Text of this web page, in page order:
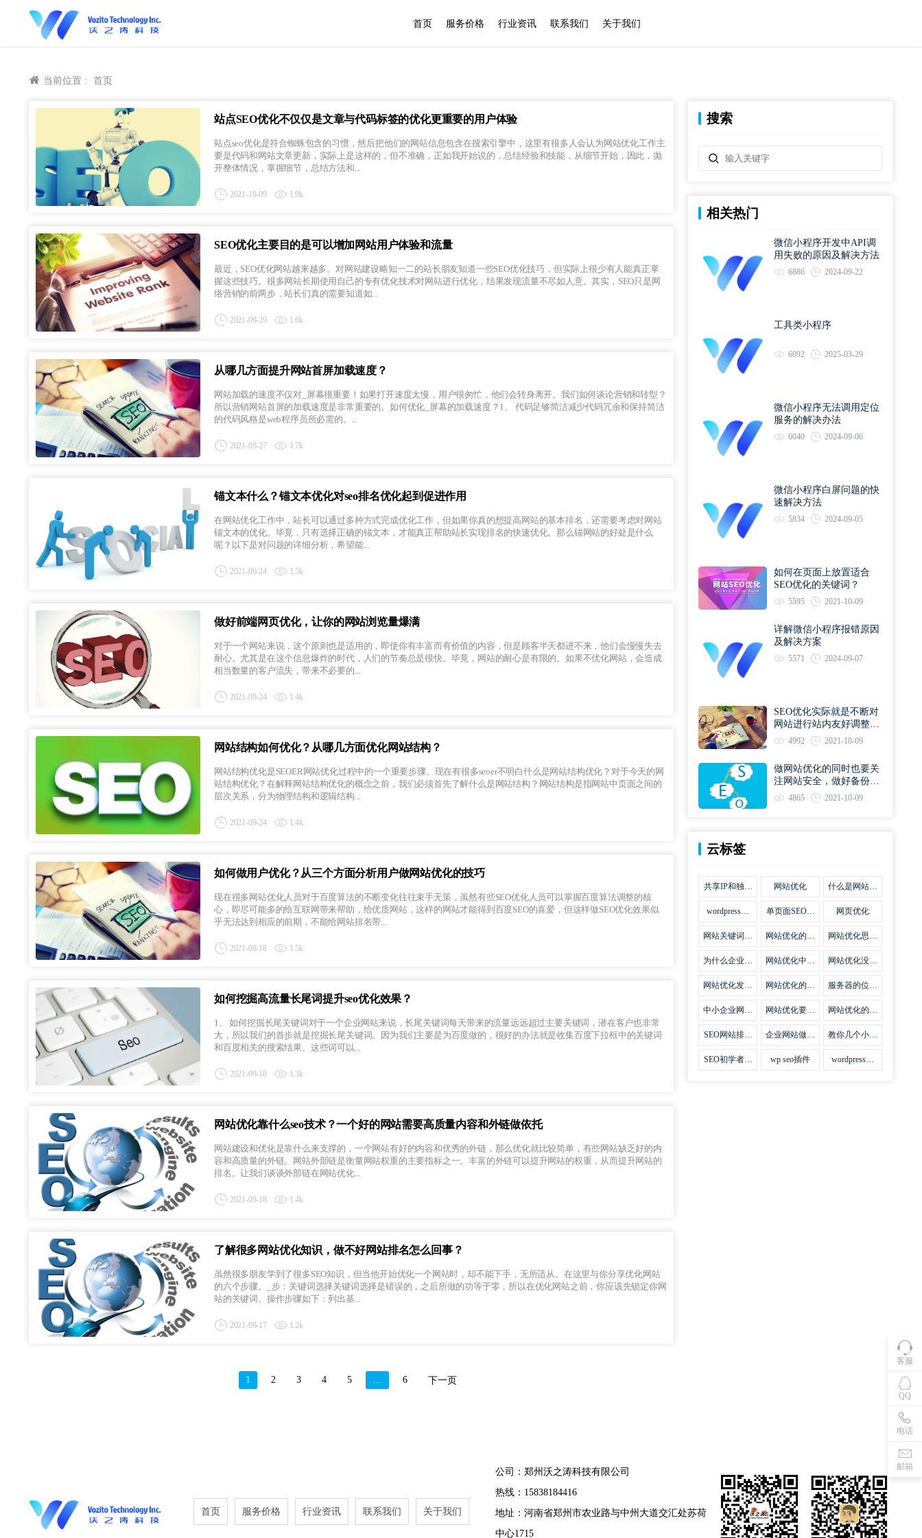
首页 服务价格 行业资讯 联系我们 关于我们
当前位置 : 首页
搜索
相关热门
微信小程序开发中API调
用失败的原因及解决方法
6886 2024-09-22
工具类小程序
6092 2025-03-29
微信小程序无法调用定位
服务的解决办法
6040 2024-09-06
微信小程序白屏问题的快
速解决方法
5834 2024-09-05
如何在页面上放置适合
SEO优化的关键词？
5595 2021-10-09
详解微信小程序报错原因
及解决方案
5571 2024-09-07
SEO优化实际就是不断对
网站进行站内友好调整直
到符合优化规则
4992 2021-10-09
做网站优化的同时也要关
注网站安全，做好备份工
作 4865 2021-10-09
云标签
共享IP和独立
网站优化
什么是网站优
wordpress网
集插件
单页面SEO网
网页优化
网站关键词优
么
网站优化的误
网站优化思路
要
为什么企业网
网站SEO优
网站优化中关
干问题
网站优化没有
味道
网站优化发挥
网站优化的费
服务器的位置
影响
中小企业网站
法
网站优化要不
网站优化的逆
SEO网站排名
法宝
企业网站做好
势
教你几个小技
页优化
SEO初学者，
wp seo插件
wordpress插
站点SEO优化不仅仅是文章与代码标签的优化更重要的用户体验
站点seo优化是符合蜘蛛包含的习惯，然后把他们的网站信息包含在搜索引擎中，这里有很多人会认为网站优化工作主
要是代码和网站文章更新，实际上是这样的，但不准确，正如我开始说的，总结经验和技能，从细节开始，因此，抛
开整体情况，掌握细节，总结方法和...
2021-10-09 1.9k
SEO优化主要目的是可以增加网站用户体验和流量
最近，SEO优化网站越来越多。对网站建设略知一二的站长朋友知道一些SEO优化技巧，但实际上很少有人能真正掌
握这些技巧。很多网站长期使用自己的专有优化技术对网站进行优化，结果发现流量不尽如人意。其实，SEO只是网
络营销的前两步，站长们真的需要知道如...
2021-09-29 1.6k
从哪几方面提升网站首屏加载速度？
网站加载的速度不仅对_屏幕很重要！如果打开速度太慢，用户很匆忙，他们会转身离开。我们如何谈论营销和转型？
所以营销网站首屏的加载速度是非常重要的。如何优化_屏幕的加载速度？1、 代码足够简洁减少代码冗余和保持简洁
的代码风格是web程序员所必需的。...
2021-09-27 1.7k
锚文本什么？锚文本优化对seo排名优化起到促进作用
在网站优化工作中，站长可以通过多种方式完成优化工作，但如果你真的想提高网站的基本排名，还需要考虑对网站
锚文本的优化。毕竟，只有选择正确的锚文本，才能真正帮助站长实现排名的快速优化。那么锚网站的好处是什么
呢？以下是对问题的详细分析，希望能...
2021-09-24 1.5k
做好前端网页优化，让你的网站浏览量爆满
对于一个网站来说，这个原则也是适用的，即使你有丰富而有价值的内容，但是顾客半天都进不来，他们会慢慢失去
耐心。尤其是在这个信息爆炸的时代，人们的节奏总是很快。毕竟，网站的耐心是有限的。如果不优化网站，会造成
相当数量的客户流失，带来不必要的...
2021-09-24 1.4k
网站结构如何优化？从哪几方面优化网站结构？
网站结构优化是SEOER网站优化过程中的一个重要步骤。现在有很多seoer不明白什么是网站结构优化？对于今天的网
站结构优化？在解释网站结构优化的概念之前，我们必须首先了解什么是网站结构？网站结构是指网站中页面之间的
层次关系，分为物理结构和逻辑结构...
2021-09-24 1.4k
如何做用户优化？从三个方面分析用户做网站优化的技巧
现在很多网站优化人员对于百度算法的不断变化往往束手无策，虽然有些SEO优化人员可以掌握百度算法调整的核
心，即尽可能多的给互联网带来帮助，给优质网站，这样的网站才能得到百度SEO的喜爱，但这样做SEO优化效果似
乎无法达到相应的前期，不能给网站排名带...
2021-09-18 1.5k
如何挖掘高流量长尾词提升seo优化效果？
1、 如何挖掘长尾关键词对于一个企业网站来说，长尾关键词每天带来的流量远远超过主要关键词，潜在客户也非常
大，所以我们的首步就是挖掘长尾关键词。因为我们主要是为百度做的，很好的办法就是收集百度下拉框中的关键词
和百度相关的搜索结果。这些词可以...
2021-09-18 1.3k
网站优化靠什么seo技术？一个好的网站需要高质量内容和外链做依托
网站建设和优化是靠什么来支撑的，一个网站有好的内容和优秀的外链，那么优化就比较简单，有些网站缺乏好的内
容和高质量的外链。网站外部链是衡量网站权重的主要指标之一。丰富的外链可以提升网站的权重，从而提升网站的
排名。让我们谈谈外部链在网站优化...
2021-09-18 1.4k
了解很多网站优化知识，做不好网站排名怎么回事？
虽然很多朋友学到了很多SEO知识，但当他开始优化一个网站时，却不能下手，无所适从。在这里与你分享优化网站
的六个步骤。_步：关键词选择关键词选择是错误的，之后所做的功等于零，所以在优化网站之前，你应该先锁定你网
站的关键词。操作步骤如下：列出基...
2021-09-17 1.2k
1 2 3 4 5 … 6 下一页
客服
QQ
电话
邮箱
首页 服务价格 行业资讯 联系我们 关于我们
公司：郑州沃之涛科技有限公司
热线：15838184416
地址：河南省郑州市农业路与中州大道交汇处苏荷
中心1715